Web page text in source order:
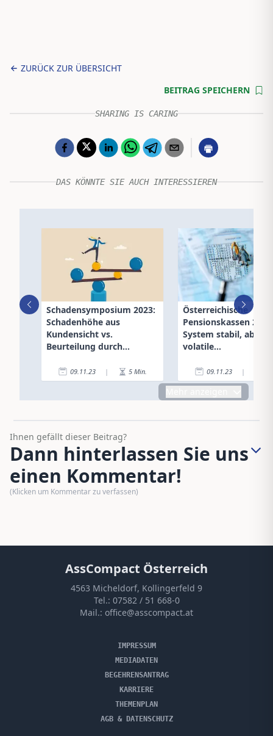
ZURÜCK ZUR ÜBERSICHT
BEITRAG SPEICHERN
SHARING IS CARING
DAS KÖNNTE SIE AUCH INTERESSIEREN
Schadensymposium 2023:
Schadenhöhe aus
Kundensicht vs.
Beurteilung durch
09.11.23 | 5 Min.
Österreichische
Pensionskassen
System stabil, aber
volatile
09.11.23 |
Ihnen gefällt dieser Beitrag?
Dann hinterlassen Sie uns
einen Kommentar!
(Klicken um Kommentar zu verfassen)
AssCompact Österreich
4563 Micheldorf, Kollingerfeld 9
Tel.: 07582 / 51 668-0
Mail.: office@asscompact.at
IMPRESSUM
MEDIADATEN
BEGEHRENSANTRAG
KARRIERE
THEMENPLAN
AGB & DATENSCHUTZ